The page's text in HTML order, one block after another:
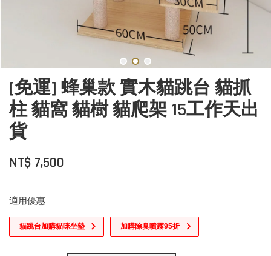
[免運] 蜂巢款 實木貓跳台 貓抓
柱 貓窩 貓樹 貓爬架 15工作天出
貨
NT$ 7,500
適用優惠
貓跳台加購貓咪坐墊 加購除臭噴霧95折